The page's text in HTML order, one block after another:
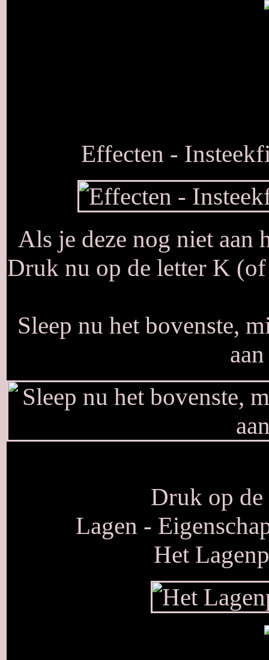
Effecten -
Als je deze nog niet aan
Druk nu op de letter K
Sleep nu het bovenste,
Druk op de
Lagen -
Het